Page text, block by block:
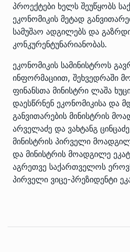
პროექტები ხელს შეუწყობს
ეკონომიკის მეტად
სამუშაო ადგილებს და
კონკურენტუნარიანობას.
ეკონომიკის სამინისტროს
ინფორმაციით, შეხვედრაში
ფინანსთა მინისტრი ლაშა
დაესწრნენ ეკონომიკისა და
განვითარების მინისტრის
არველაძე და ვახტანგ
მინისტრის პირველი
და მინისტრის მოადგილე
აგრეთვე საქართველოს
პირველი ვიცე-პრეზიდენტი